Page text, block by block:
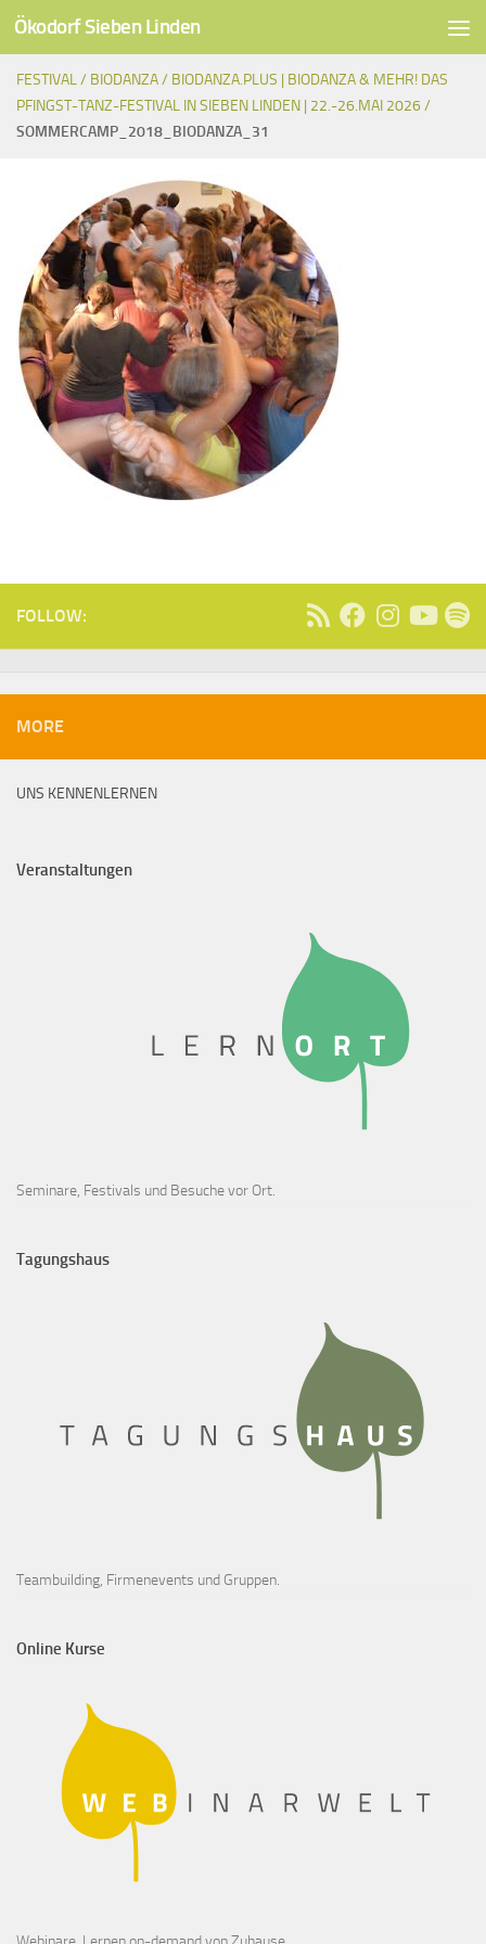
Unter dem Inhalt
Ökodorf Sieben Linden
FESTIVAL / BIODANZA / BIODANZA.PLUS | BIODANZA & MEHR! DAS
PFINGST-TANZ-FESTIVAL IN SIEBEN LINDEN | 22.-26.MAI 2026 /
SOMMERCAMP_2018_BIODANZA_31
FOLLOW:
MORE
UNS KENNENLERNEN
Veranstaltungen
Seminare, Festivals und Besuche vor Ort.
Tagungshaus
Teambuilding, Firmenevents und Gruppen.
Online Kurse